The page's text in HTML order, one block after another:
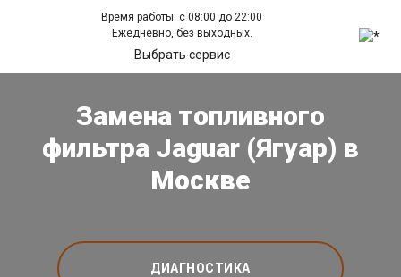
Время работы: с 08:00 до 22:00
Ежедневно, без выходных.
Выбрать сервис
Замена топливного
фильтра Jaguar (Ягуар) в
Москве
ДИАГНОСТИКА